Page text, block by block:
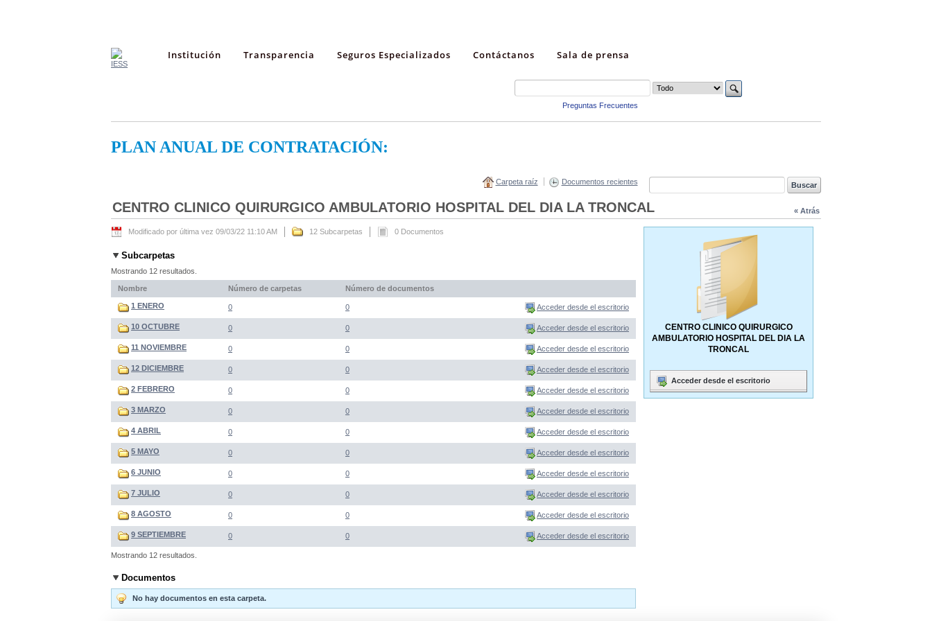
Institución Transparencia Seguros Especializados Contáctanos Sala de prensa
Preguntas Frecuentes
PLAN ANUAL DE CONTRATACIÓN:
Carpeta raíz Documentos recientes
« Atrás
CENTRO CLINICO QUIRURGICO AMBULATORIO HOSPITAL DEL DIA LA TRONCAL
Modificado por última vez 09/03/22 11:10 AM 12 Subcarpetas 0 Documentos
Subcarpetas
Mostrando 12 resultados.
Nombre Número de carpetas Número de documentos
1 ENERO 0 0 Acceder desde el escritorio
10 OCTUBRE 0 0 Acceder desde el escritorio
11 NOVIEMBRE 0 0 Acceder desde el escritorio
12 DICIEMBRE 0 0 Acceder desde el escritorio
2 FEBRERO 0 0 Acceder desde el escritorio
3 MARZO 0 0 Acceder desde el escritorio
4 ABRIL 0 0 Acceder desde el escritorio
5 MAYO 0 0 Acceder desde el escritorio
6 JUNIO 0 0 Acceder desde el escritorio
7 JULIO 0 0 Acceder desde el escritorio
8 AGOSTO 0 0 Acceder desde el escritorio
9 SEPTIEMBRE 0 0 Acceder desde el escritorio
Mostrando 12 resultados.
Documentos
No hay documentos en esta carpeta.
CENTRO CLINICO QUIRURGICO
AMBULATORIO HOSPITAL DEL DIA LA
TRONCAL
Acceder desde el escritorio